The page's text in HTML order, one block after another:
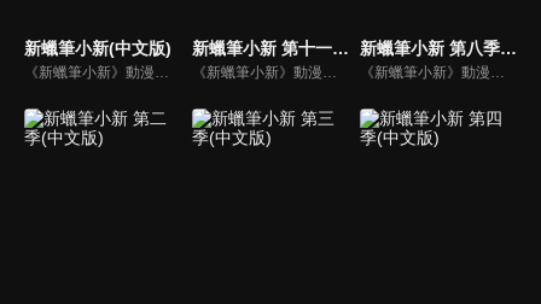
新蠟筆小新(中文版) 新蠟筆小新 第十一季(中文版) 新蠟筆小新 第八季(中文版)